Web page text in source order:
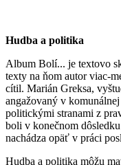
Hudba a politika
Album Bolí... je textovo
texty na ňom autor viac-
cítil. Marián Greksa,
angažovaný v
politickými stranami z
boli v konečnom
nachádza opäť v práci
Hudba a politika môžu